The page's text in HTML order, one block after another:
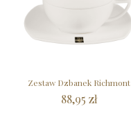
Zestaw Dzbanek Richmont
88,95 zł